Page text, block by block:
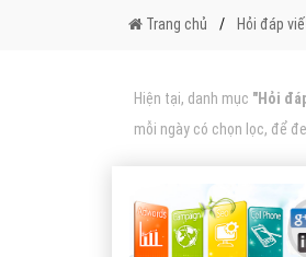
Trang chủ Hỏi đáp
Hiện tại, danh mục "Hỏi
mỗi ngày có chọn lọc, để